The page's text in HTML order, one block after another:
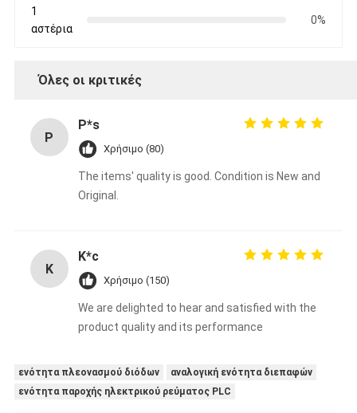
1
αστέρια
0%
Όλες οι κριτικές
P
P*s
Χρήσιμο (80)
The items' quality is good. Condition is New and
Original.
K
K*c
Χρήσιμο (150)
We are delighted to hear and satisfied with the
product quality and its performance
ενότητα πλεονασμού διόδων
αναλογική ενότητα διεπαφών
ενότητα παροχής ηλεκτρικού ρεύματος PLC